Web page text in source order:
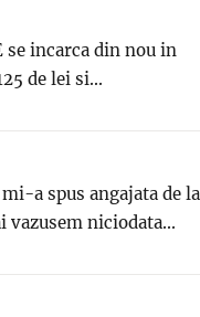
se incarca din nou in
de lei si...
a spus angajata de la
vazusem niciodata...